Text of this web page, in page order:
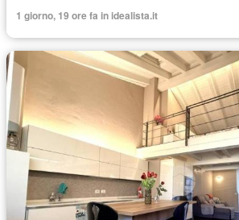
1 giorno, 19 ore fa in idealista.it